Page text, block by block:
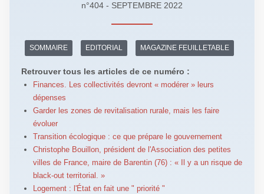
n°404 - SEPTEMBRE 2022
SOMMAIRE EDITORIAL MAGAZINE FEUILLETABLE
Retrouver tous les articles de ce numéro :
Finances. Les collectivités devront « modérer » leurs
dépenses
Garder les zones de revitalisation rurale, mais les faire
évoluer
Transition écologique : ce que prépare le gouvernement
Christophe Bouillon, président de l'Association des petites
villes de France, maire de Barentin (76) : « Il y a un risque de
black-out territorial. »
Logement : l'État en fait une " priorité "